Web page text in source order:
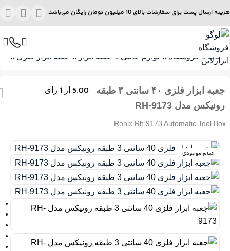
هزینه ارسال پست برای سفارشات بالای 10 میلیون تومان رایگان می‌باشد.
خانه » فروشگاه » لوازم جانبی » جعبه ابزار » جعبه ابزار فلزی »
جعبه ابزار فلزی ۴۰ سانتی ۳ طبقه
رونیکس مدل RH-9173
5.00 از 1 رای
Ronix Rh 9173 Automatic Tool Box
اتمام موجودی